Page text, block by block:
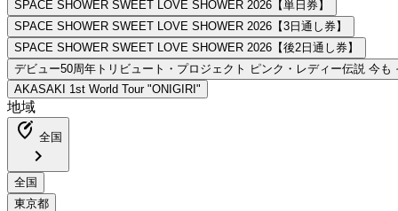
地域
edit_location_alt 全国
chevron_right